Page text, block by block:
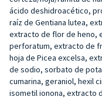
ácido deshidroacético,
raíz de Gentiana lutea,
extracto de flor de heno,
perforatum, extracto de
hoja de Picea excelsa,
de sodio, sorbato de
cumarina, geraniol, hexil
isometil ionona, extracto